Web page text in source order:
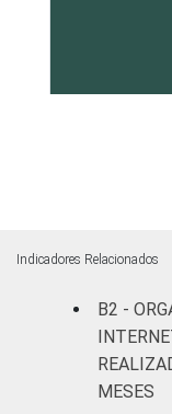
Indicadores Relacionados
B2 -
MESES